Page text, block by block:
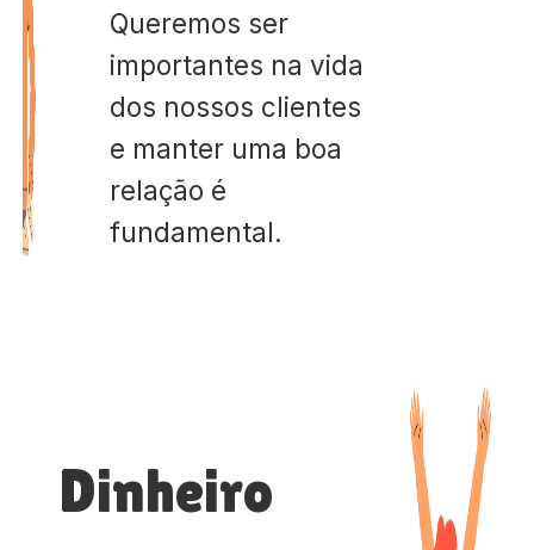
Queremos ser
importantes na vida
dos nossos clientes
e manter uma boa
relação é
fundamental.
Dinheiro